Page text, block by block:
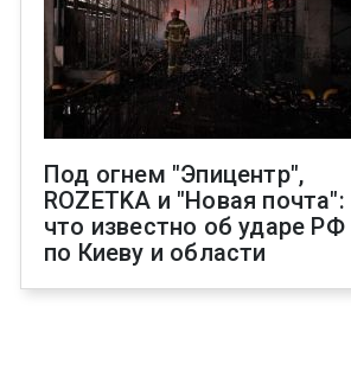
Под огнем "Эпицентр",
ROZETKA и "Новая почта":
что известно об ударе РФ
по Киеву и области